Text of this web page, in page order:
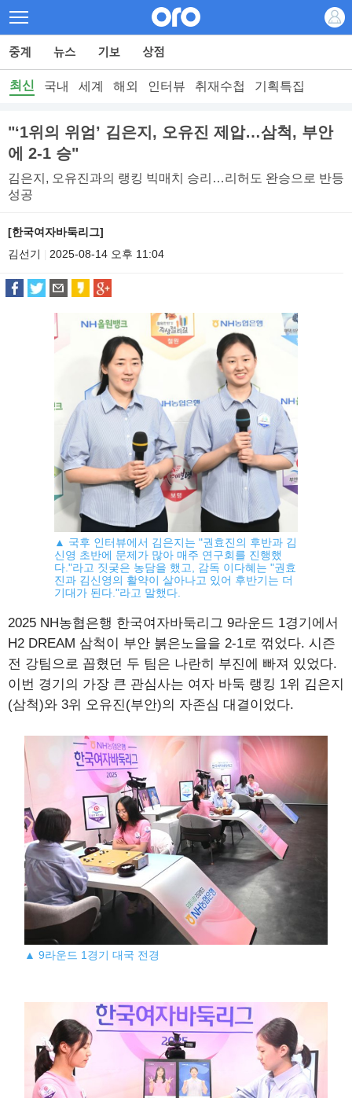
최신 국내 세계 해외 인터뷰 취재수첩 기획특집
"‘1위의 위엄’ 김은지, 오유진 제압…삼척, 부안
에 2-1 승"
김은지, 오유진과의 랭킹 빅매치 승리…리허도 완승으로 반등
성공
[한국여자바둑리그]
김선기
2025-08-14 오후 11:04
▲ 국후 인터뷰에서 김은지는 "권효진의 후반과 김
신영 초반에 문제가 많아 매주 연구회를 진행했
다."라고 짓궂은 농담을 했고, 감독 이다혜는 "권효
진과 김신영의 활약이 살아나고 있어 후반기는 더
기대가 된다."라고 말했다.
2025 NH농협은행 한국여자바둑리그 9라운드 1경기에서
H2 DREAM 삼척이 부안 붉은노을을 2-1로 꺾었다. 시즌
전 강팀으로 꼽혔던 두 팀은 나란히 부진에 빠져 있었다.
이번 경기의 가장 큰 관심사는 여자 바둑 랭킹 1위 김은지
(삼척)와 3위 오유진(부안)의 자존심 대결이었다.
▲ 9라운드 1경기 대국 전경